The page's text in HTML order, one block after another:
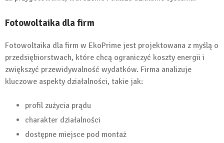
Fotowoltaika dla firm
Fotowoltaika dla firm w EkoPrime jest projektowana z myślą o
przedsiębiorstwach, które chcą ograniczyć koszty energii i
zwiększyć przewidywalność wydatków. Firma analizuje
kluczowe aspekty działalności, takie jak:
profil zużycia prądu
charakter działalności
dostępne miejsce pod montaż